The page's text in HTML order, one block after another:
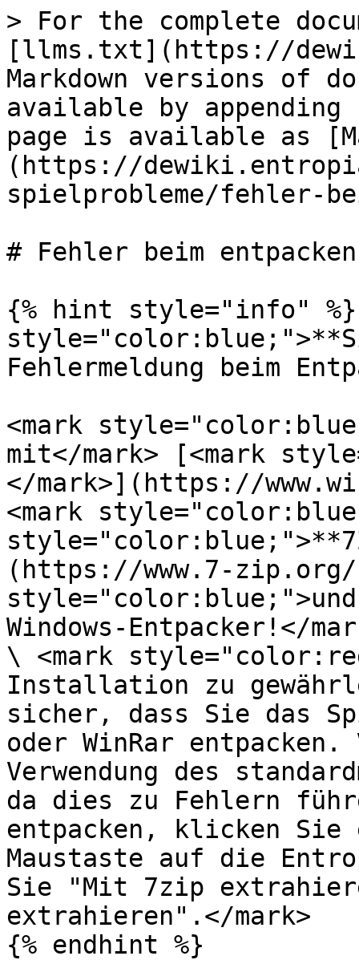
> For the complete
[llms.txt](https://
Markdown versions of
available by
page is available as
(https://
spielprobleme/fehler-
# Fehler beim entpacken
{% hint style="info" %}
Fehlermeldung beim
<mark
mit</mark> [<mark
</mark>](https://
<mark
(https://www.7-zip.org/
Windows-Entpacker!</
\ <mark
Installation zu
sicher, dass Sie das
oder WinRar
Verwendung des
da dies zu Fehlern
entpacken, klicken
Maustaste auf die
Sie "Mit 7zip
extrahieren".</mark>
{% endhint %}